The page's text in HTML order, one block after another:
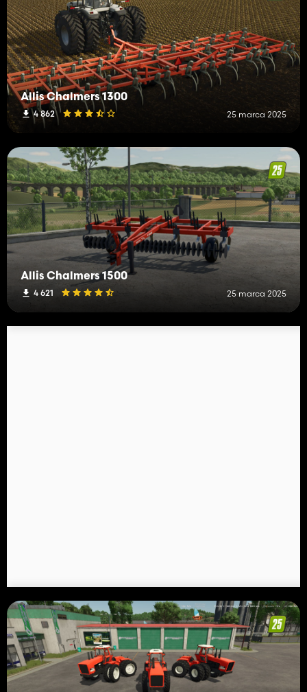
Allis Chalmers 1300
4 862 25 marca 2025
Allis Chalmers 1500
4 621 25 marca 2025